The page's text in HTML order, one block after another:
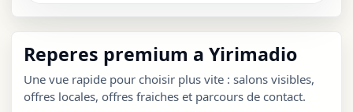
Reperes premium a Yirimadio
Une vue rapide pour choisir plus vite : salons visibles,
offres locales, offres fraiches et parcours de contact.